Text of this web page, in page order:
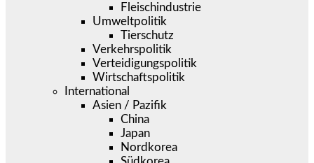
Fleischindustrie
Umweltpolitik
Tierschutz
Verkehrspolitik
Verteidigungspolitik
Wirtschaftspolitik
International
Asien / Pazifik
China
Japan
Nordkorea